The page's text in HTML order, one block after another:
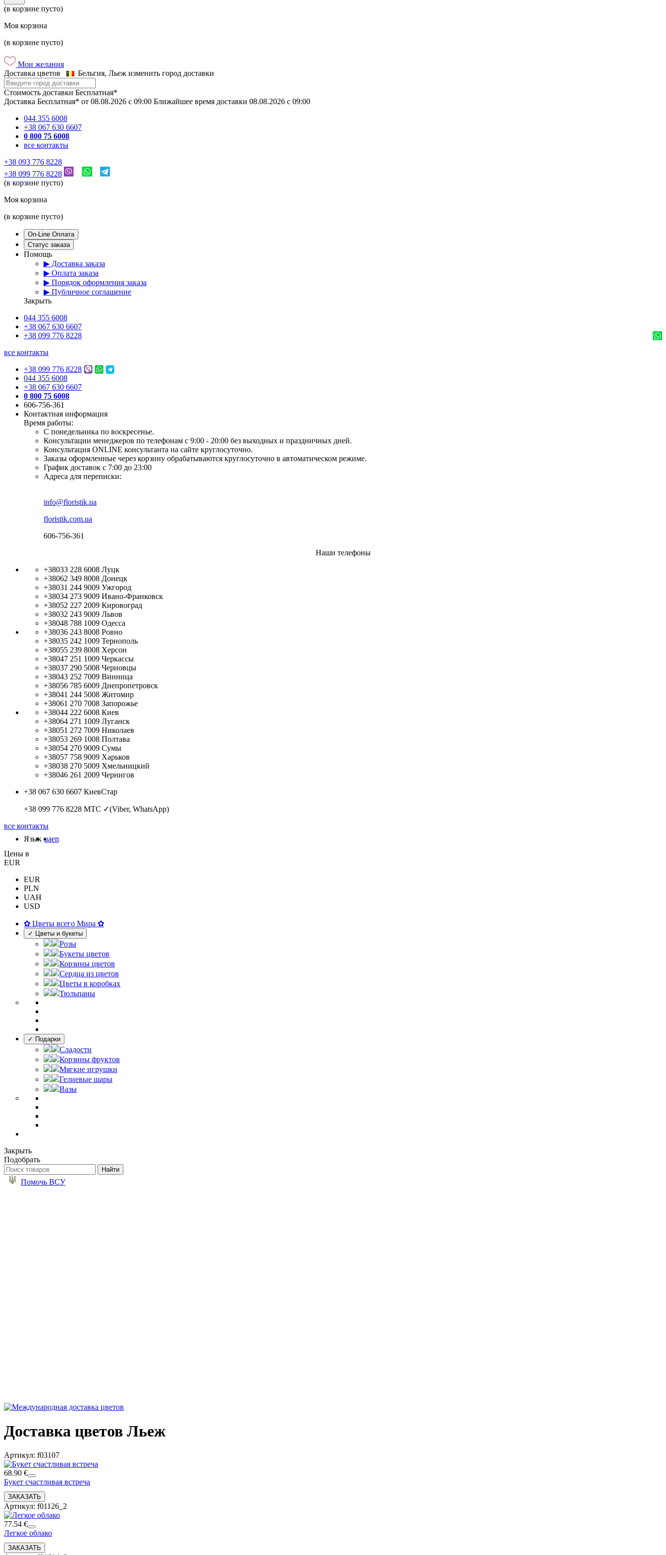
(в корзине пусто)
Моя корзина
(в корзине пусто)
Мои желания
Доставка цветов
Бельгия, Льеж изменить город доставки
Стоимость доставки Бесплатная*
Доставка Бесплатная* от 08.08.2026 c 09:00 Ближайшее время доставки 08.08.2026 c 09:00
044 355 6008
+38 067 630 6607
0 800 75 6008
все контакты
+38 093 776 8228
+38 099 776 8228
(в корзине пусто)
Моя корзина
(в корзине пусто)
On-Line Оплата
Статус заказа
Помощь
▶ Доставка заказа
▶ Оплата заказа
▶ Порядок оформления заказа
▶ Публичное соглашение
Закрыть
044 355 6008
+38 067 630 6607
+38 099 776 8228
все контакты
+38 099 776 8228
044 355 6008
+38 067 630 6607
0 800 75 6008
606-756-361
Контактная информация
Время работы:
С понедельника по воскресенье.
Консультации менеджеров по телефонам с 9:00 - 20:00 без выходных и праздничных дней.
Консультация ONLINE консультанта на сайте круглосуточно.
Заказы оформленные через корзину обрабатываются круглосуточно в автоматическом режиме.
График доставок с 7:00 до 23:00
Адреса для переписки:
info@floristik.ua
floristik.com.ua
606-756-361
Наши телефоны
+38033 228 6008 Луцк
+38062 349 8008 Донецк
+38031 244 9009 Ужгород
+38034 273 9009 Ивано-Франковск
+38052 227 2009 Кировоград
+38032 243 9009 Львов
+38048 788 1009 Одесса
+38036 243 8008 Ровно
+38035 242 1009 Тернополь
+38055 239 8008 Херсон
+38047 251 1009 Черкассы
+38037 290 5008 Черновцы
+38043 252 7009 Винница
+38056 785 6009 Днепропетровск
+38041 244 5008 Житомир
+38061 270 7008 Запорожье
+38044 222 6008 Киев
+38064 271 1009 Луганск
+38051 272 7009 Николаев
+38053 269 1008 Полтава
+38054 270 9009 Сумы
+38057 758 9009 Харьков
+38038 270 5009 Хмельницкий
+38046 261 2009 Чернигов
+38 067 630 6607 КиевСтар
+38 099 776 8228 МТС ✓(Viber, WhatsApp)
все контакты
Язык uaen
Цены в
EUR
EUR
PLN
UAH
USD
✿ Цветы всего Мира ✿
✓ Цветы и букеты
Розы
Букеты цветов
Корзины цветов
Сердца из цветов
Цветы в коробках
Тюльпаны
✓ Подарки
Сладости
Корзины фруктов
Мягкие игрушки
Гелиевые шары
Вазы
Закрыть
Подобрать
Помочь ВСУ
Доставка цветов Льеж
Артикул: f03107
68.90 €
Букет счастливая встреча
Артикул: f01126_2
77.54 €
Легкое облако